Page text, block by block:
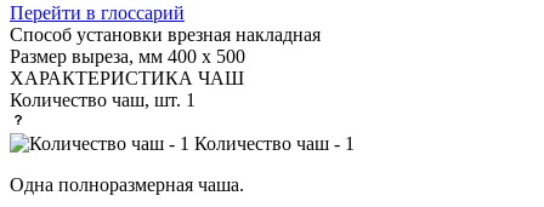
Перейти в глоссарий
Способ установки врезная накладная
Размер выреза, мм 400 х 500
ХАРАКТЕРИСТИКА ЧАШ
Количество чаш, шт. 1
Количество чаш - 1
Одна полноразмерная чаша.